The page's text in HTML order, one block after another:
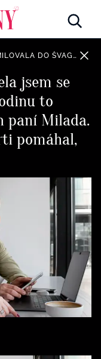
KČ
MANA (10 ks)
“PO SMRTI MANŽELA JSEM SE ZAMILOVALA DO ŠVAGRA. RODINU TO ROZBILO,” PÍŠE SVŮJ PŘÍBĚH PANÍ MILADA. ŠVAGR JÍ PO BRATROVĚ SMRTI POMÁHAL, AŽ PŘESKOČILA JISKRA
jsem se
to
paní Milada.
pomáhal,